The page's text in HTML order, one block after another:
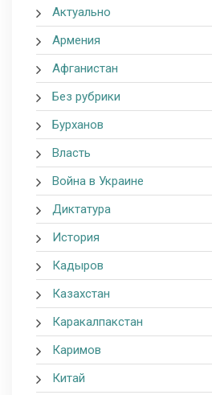
Актуально
Армения
Афганистан
Без рубрики
Бурханов
Власть
Война в Украине
Диктатура
История
Кадыров
Казахстан
Каракалпакстан
Каримов
Китай